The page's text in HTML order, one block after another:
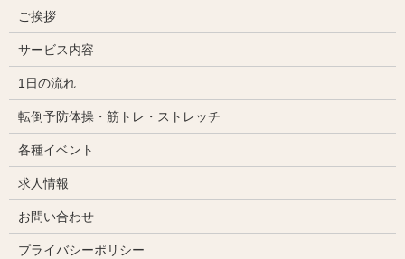
ご挨拶
サービス内容
1日の流れ
転倒予防体操・筋トレ・ストレッチ
各種イベント
求人情報
お問い合わせ
プライバシーポリシー